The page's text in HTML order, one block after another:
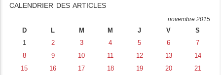
CALENDRIER DES ARTICLES
novembre 2015
D L M M J V
S
1
2 3 4 5 6
7
8
9 10 11 12 13
14
15
16 17 18 19 20
21